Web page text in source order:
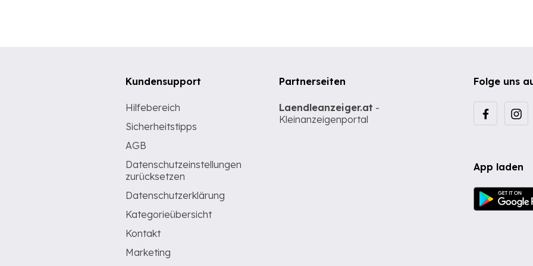
Folge uns
App laden
Kundensupport
Hilfebereich
Sicherheitstipps
AGB
Datenschutzeinstellungen
zurücksetzen
Datenschutzerklärung
Kategorieübersicht
Kontakt
Marketing
Partnerseiten
Laendleanzeiger.at -
Kleinanzeigenportal